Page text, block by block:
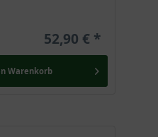
52,90 €
Warenkorb